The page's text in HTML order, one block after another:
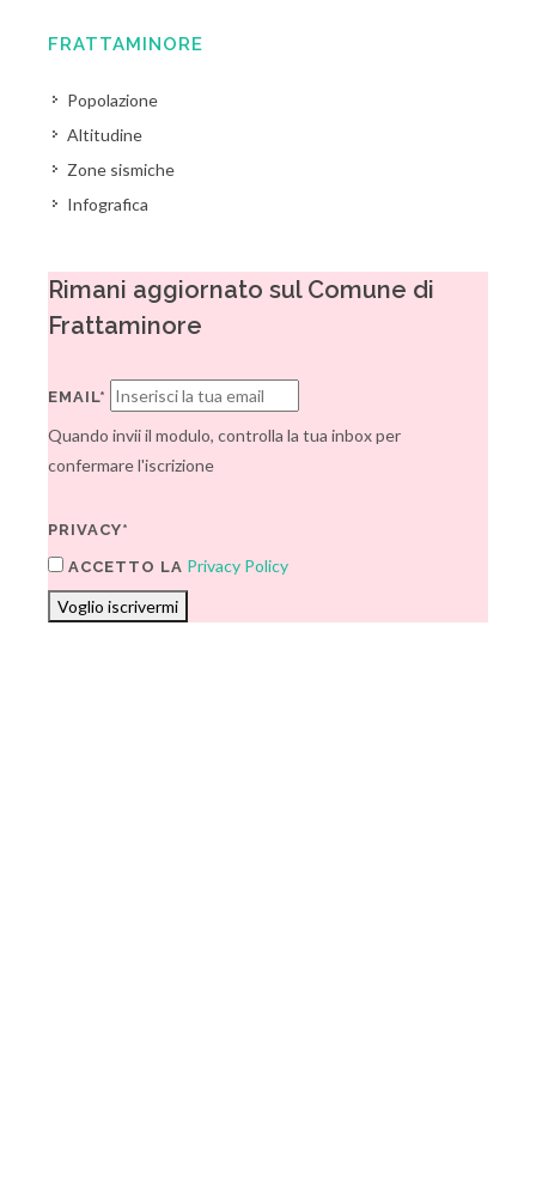
FRATTAMINORE
Popolazione
Altitudine
Zone sismiche
Infografica
Rimani aggiornato sul Comune di
Frattaminore
EMAIL*
Quando invii il modulo, controlla la tua inbox per
confermare l'iscrizione
PRIVACY*
ACCETTO LA Privacy Policy
Voglio iscrivermi